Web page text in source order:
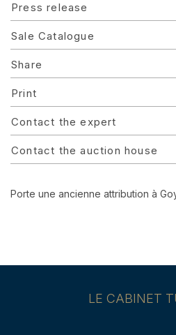
Press release
Sale Catalogue
Share
Print
Contact the expert
Contact the auction house
Porte une ancienne attribution à
LE CABINET